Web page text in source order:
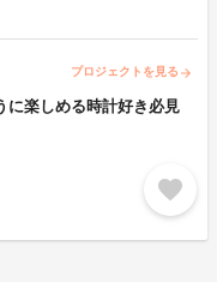
プロジェクトを見る arrow_forward
に楽しめる時計好き必見
favorite